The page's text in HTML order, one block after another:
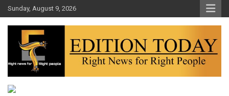
Skip
to
content
Sunday, August 9, 2026
Edition Today